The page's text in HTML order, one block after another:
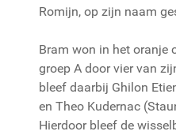
Romijn, op zijn naam
Bram won in het oranje
groep A door vier van
bleef daarbij Ghilon
en Theo Kudernac
Hierdoor bleef de